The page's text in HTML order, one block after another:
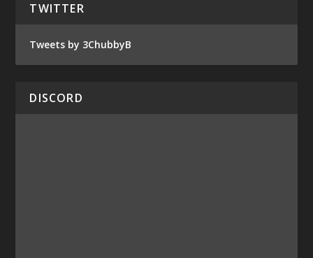
TWITTER
Tweets by 3ChubbyB
DISCORD